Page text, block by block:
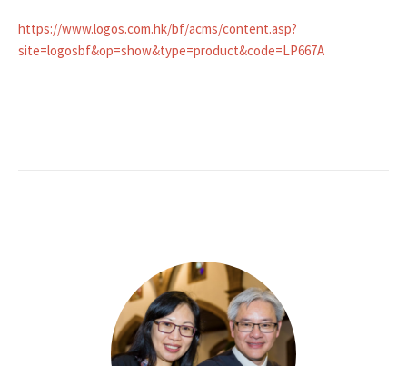
https://www.logos.com.hk/bf/acms/content.asp?
site=logosbf&op=show&type=product&code=LP667A